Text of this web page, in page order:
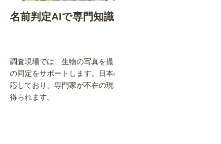
名前判定AIで専門知識不要
調査現場では、生物の写真を撮るだけで「名前判定AI」が種
の同定をサポートします。日本のほぼ全種（約10万種）に対
応しており、専門家が不在の現場でも高品質な調査データが
得られます。